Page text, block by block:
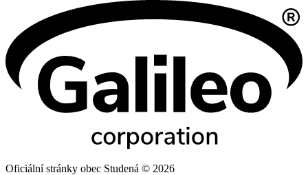
Oficiální stránky obec Studená © 2026